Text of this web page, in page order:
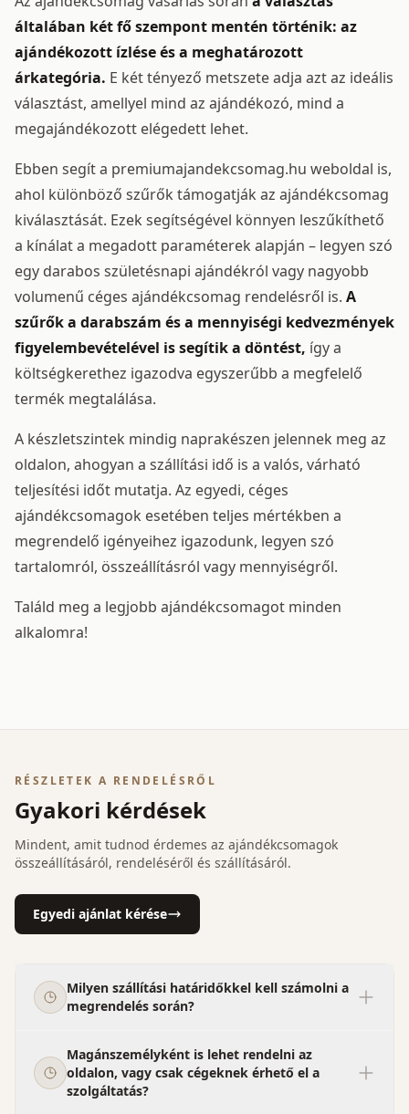
általában két fő szempont mentén történik: az
ajándékozott ízlése és a meghatározott
árkategória. E két tényező metszete adja azt az ideális
választást, amellyel mind az ajándékozó, mind a
megajándékozott elégedett lehet.
Ebben segít a premiumajandekcsomag.hu weboldal is,
ahol különböző szűrők támogatják az ajándékcsomag
kiválasztását. Ezek segítségével könnyen leszűkíthető
a kínálat a megadott paraméterek alapján – legyen szó
egy darabos születésnapi ajándékról vagy nagyobb
volumenű céges ajándékcsomag rendelésről is. A
szűrők a darabszám és a mennyiségi kedvezmények
figyelembevételével is segítik a döntést, így a
költségkerethez igazodva egyszerűbb a megfelelő
termék megtalálása.
A készletszintek mindig naprakészen jelennek meg az
oldalon, ahogyan a szállítási idő is a valós, várható
teljesítési időt mutatja. Az egyedi, céges
ajándékcsomagok esetében teljes mértékben a
megrendelő igényeihez igazodunk, legyen szó
tartalomról, összeállításról vagy mennyiségről.
Találd meg a legjobb ajándékcsomagot minden
alkalomra!
RÉSZLETEK A RENDELÉSRŐL
Gyakori kérdések
Mindent, amit tudnod érdemes az ajándékcsomagok
összeállításáról, rendeléséről és szállításáról.
Egyedi ajánlat kérése
Milyen szállítási határidőkkel kell számolni a
megrendelés során?
Magánszemélyként is lehet rendelni az
oldalon, vagy csak cégeknek érhető el a
szolgáltatás?